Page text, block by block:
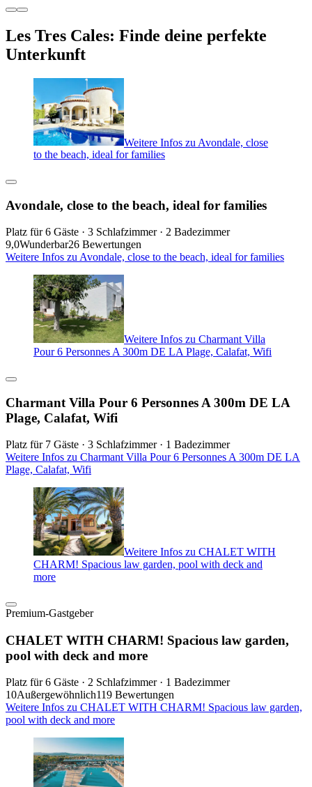
Les Tres Cales: Finde deine perfekte
Unterkunft
Weitere Infos zu Avondale, close
to the beach, ideal for families
Avondale, close to the beach, ideal for families
Platz für 6 Gäste · 3 Schlafzimmer · 2 Badezimmer
9,0Wunderbar26 Bewertungen
Weitere Infos zu Avondale, close to the beach, ideal for families
Weitere Infos zu Charmant Villa
Pour 6 Personnes A 300m DE LA Plage, Calafat, Wifi
Charmant Villa Pour 6 Personnes A 300m DE LA
Plage, Calafat, Wifi
Platz für 7 Gäste · 3 Schlafzimmer · 1 Badezimmer
Weitere Infos zu Charmant Villa Pour 6 Personnes A 300m DE LA
Plage, Calafat, Wifi
Weitere Infos zu CHALET WITH
CHARM! Spacious law garden, pool with deck and
more
Premium-Gastgeber
CHALET WITH CHARM! Spacious law garden,
pool with deck and more
Platz für 6 Gäste · 2 Schlafzimmer · 1 Badezimmer
10Außergewöhnlich119 Bewertungen
Weitere Infos zu CHALET WITH CHARM! Spacious law garden,
pool with deck and more